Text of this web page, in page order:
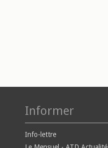
Informer
Info-lettre